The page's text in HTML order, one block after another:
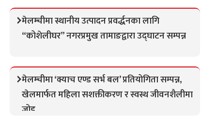
मेलम्चीमा स्थानीय उत्पादन प्रवर्द्धनका लागि
“कोशेलीघर” नगरप्रमुख तामाङद्वारा उद्घाटन सम्पन्न
मेलम्चीमा ‘क्याच एण्ड सर्भ बल’ प्रतियोगिता सम्पन्न,
खेलमार्फत महिला सशक्तीकरण र स्वस्थ जीवनशैलीमा
जोड